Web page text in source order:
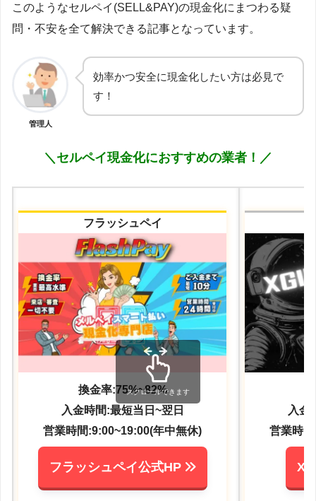
このようなセルペイ(SELL&PAY)の現金化にまつわる疑
問・不安を全て解決できる記事となっています。
管理人
効率かつ安全に現金化したい方は必見で
す！
＼セルペイ現金化におすすめの業者！／
フラッシュペイ
換金率:75%~82%
入金時間:最短当日~翌日
営業時間:9:00~19:00(年中無休)
フラッシュペイ公式HP
入金
営業時
X
スクロールできます